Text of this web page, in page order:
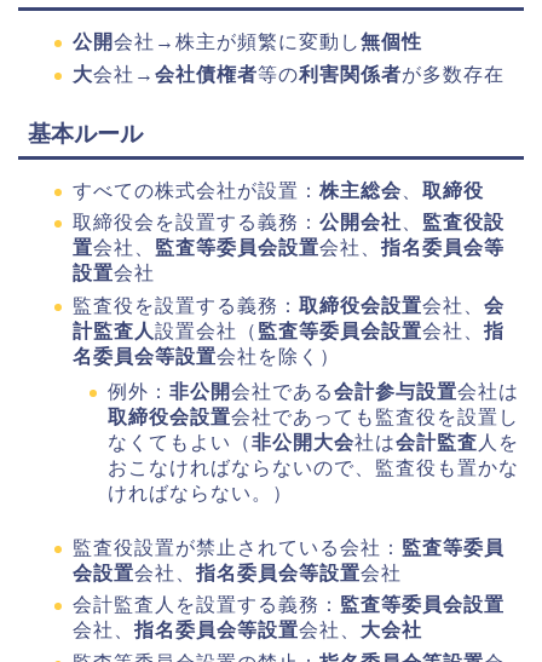
公開会社→株主が頻繁に変動し無個性
大会社→ 会社債権者等の利害関係者が多数存在
基本ルール
すべての株式会社が設置： 株主総会
取締役
取締役会を設置する義務： 公開会社
監査役設
置会社、 監査等委員会設置会社、 指名委員会等
設置会社
監査役を設置する義務： 取締役会設置会社、 会
計監査人設置会社（ 監査等委員会設置会社、 指
名委員会等設置会社を除く）
例外： 非公開会社である会計参与設置会社は
取締役会設置会社であっても監査役を設置し
なくてもよい（非公開大会社は会計監査 人を
おこなければならないので、監査役も置かな
ければならない。）
監査役設置が禁止されている会社： 監査等委員
会設置会社、 指名委員会等設置会社
会計監査人を設置する義務： 監査等委員会設置
会社、 指名委員会等設置会社、 大会社